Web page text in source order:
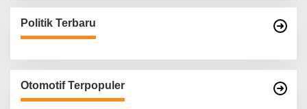
Politik Terbaru
Otomotif Terpopuler